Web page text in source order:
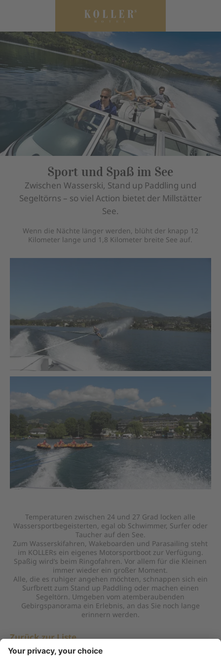
Sport und Spaß im See
Zwischen Wasserski, Stand up Paddling und
Segeltörns – so viel Action bietet der Millstätter
See.
Wenn die Nächte länger werden, blüht der knapp 12
Kilometer lange und 1,8 Kilometer breite See auf.
Temperaturen zwischen 24 und 27 Grad locken alle
Wassersportbegeisterten, egal ob Schwimmer, Surfer oder
Taucher auf den See.
Zum Wasserskifahren, Wakeboarden und Parasailing steht
im KOLLERs ein eigenes Motorsportboot zur Verfügung.
Spaßig wird’s beim Ringofahren. Vor allem für die Kleinen
immer wieder ein großer Moment.
Alle, die es ruhiger angehen möchten, schnappen sich ein
Surfbrett zum Stand up Paddling oder machen einen
Segeltörn. Umgeben vom atemberaubenden
Gebirgspanorama ein Erlebnis, an das Sie noch lange
erinnern werden.
Zurück zur Liste